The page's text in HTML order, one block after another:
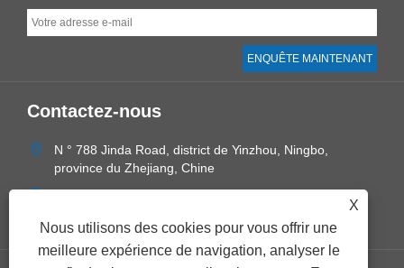
X
Nous utilisons des cookies pour vous offrir une
meilleure expérience de navigation, analyser le
Contactez-nous
N ° 788 Jinda Road, district de Yinzhou, Ningbo,
province du Zhejiang, Chine
sales@ecoairnb.com